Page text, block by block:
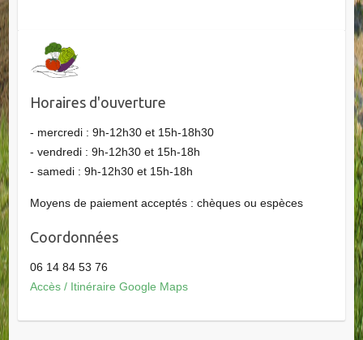
Horaires d'ouverture
- mercredi : 9h-12h30 et 15h-18h30
- vendredi : 9h-12h30 et 15h-18h
- samedi : 9h-12h30 et 15h-18h
Moyens de paiement acceptés : chèques ou espèces
Coordonnées
06 14 84 53 76
Accès / Itinéraire Google Maps